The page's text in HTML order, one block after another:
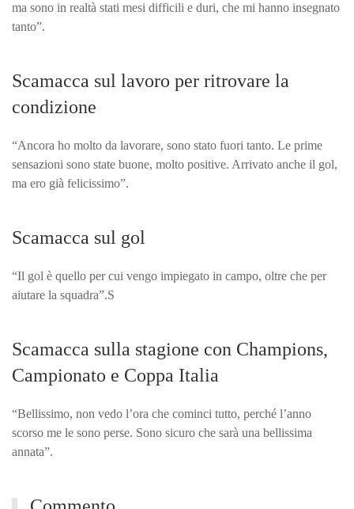
ma sono in realtà stati mesi difficili e duri, che mi hanno insegnato
tanto”.
Scamacca sul lavoro per ritrovare la
condizione
“Ancora ho molto da lavorare, sono stato fuori tanto. Le prime
sensazioni sono state buone, molto positive. Arrivato anche il gol,
ma ero già felicissimo”.
Scamacca sul gol
“Il gol è quello per cui vengo impiegato in campo, oltre che per
aiutare la squadra”.S
Scamacca sulla stagione con Champions,
Campionato e Coppa Italia
“Bellissimo, non vedo l’ora che cominci tutto, perché l’anno
scorso me le sono perse. Sono sicuro che sarà una bellissima
annata”.